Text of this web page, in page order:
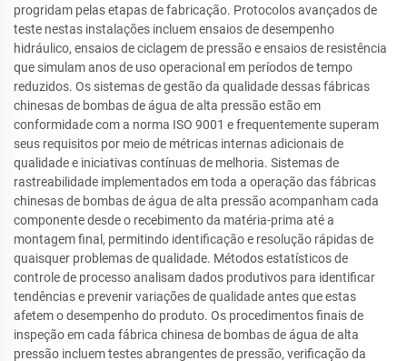
progridam pelas etapas de fabricação. Protocolos avançados de
teste nestas instalações incluem ensaios de desempenho
hidráulico, ensaios de ciclagem de pressão e ensaios de resistência
que simulam anos de uso operacional em períodos de tempo
reduzidos. Os sistemas de gestão da qualidade dessas fábricas
chinesas de bombas de água de alta pressão estão em
conformidade com a norma ISO 9001 e frequentemente superam
seus requisitos por meio de métricas internas adicionais de
qualidade e iniciativas contínuas de melhoria. Sistemas de
rastreabilidade implementados em toda a operação das fábricas
chinesas de bombas de água de alta pressão acompanham cada
componente desde o recebimento da matéria-prima até a
montagem final, permitindo identificação e resolução rápidas de
quaisquer problemas de qualidade. Métodos estatísticos de
controle de processo analisam dados produtivos para identificar
tendências e prevenir variações de qualidade antes que estas
afetem o desempenho do produto. Os procedimentos finais de
inspeção em cada fábrica chinesa de bombas de água de alta
pressão incluem testes abrangentes de pressão, verificação da